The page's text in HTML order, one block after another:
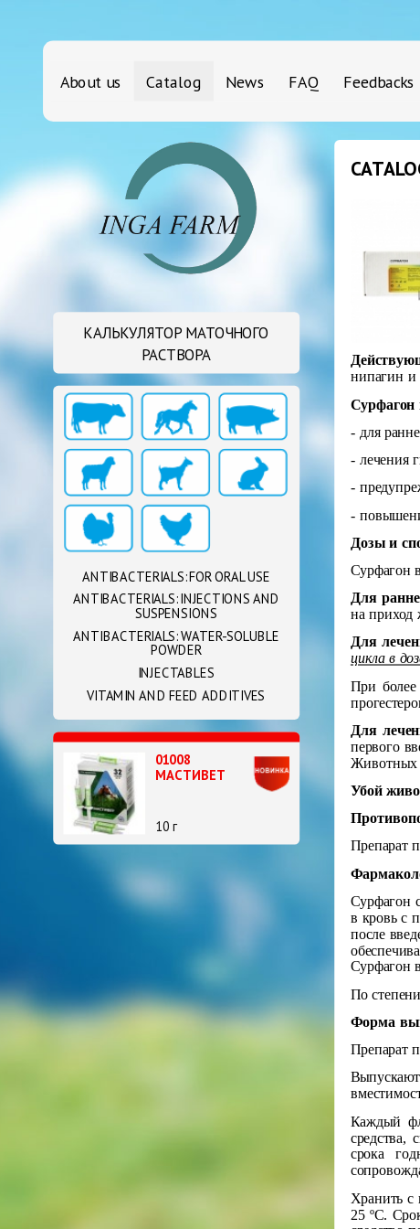
About us Catalog News FAQ Feedbacks
КАЛЬКУЛЯТОР МАТОЧНОГО
РАСТВОРА
ANTIBACTERIALS: FOR ORAL USE
ANTIBACTERIALS: INJECTIONS AND
SUSPENSIONS
ANTIBACTERIALS: WATER-SOLUBLE
POWDER
INJECTABLES
VITAMIN AND FEED ADDITIVES
01008
МАСТИВЕТ
10 г
нипагин и
- для
- лечения
-
-
Дозы и
Сурфагон
Для
на приход
Для
цикла в
При
Для
первого
Животных
Убой
Препарат
Сурфагон
в кровь с
после
Сурфагон
По
Форма
Препарат
Каждый
средства,
срока
Хранить с
25 ºС.